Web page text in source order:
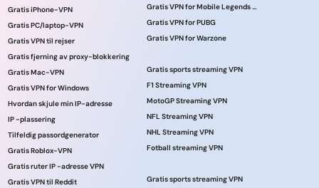
Gratis iPhone-VPN
Gratis PC/laptop-VPN
Gratis VPN til rejser
Gratis fjerning av proxy-blokkering
Gratis Mac-VPN
Gratis VPN for Windows
Hvordan skjule min IP-adresse
IP -plassering
Tilfeldig passordgenerator
Gratis Roblox-VPN
Gratis ruter IP -adresse VPN
Gratis VPN til Reddit
Gratis VPN for Mobile Legends online
Gratis VPN for PUBG
Gratis VPN for Warzone
Gratis sports streaming VPN
F1 Streaming VPN
MotoGP Streaming VPN
NFL Streaming VPN
NHL Streaming VPN
Fotball streaming VPN
Gratis sports streaming VPN